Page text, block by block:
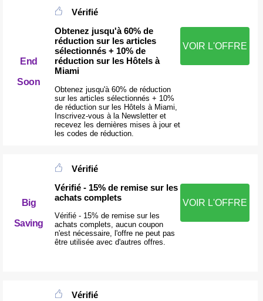
End
Soon
Vérifié
Obtenez jusqu'à 60% de
réduction sur les articles
sélectionnés + 10% de
réduction sur les Hôtels à
Miami
Obtenez jusqu'à 60% de réduction
sur les articles sélectionnés + 10%
de réduction sur les Hôtels à Miami,
Inscrivez-vous à la Newsletter et
recevez les dernières mises à jour et
les codes de réduction.
VOIR L'OFFRE
Big
Saving
Vérifié
Vérifié - 15% de remise sur les
achats complets
Vérifié - 15% de remise sur les
achats complets, aucun coupon
n'est nécessaire, l'offre ne peut pas
être utilisée avec d'autres offres.
VOIR L'OFFRE
Vérifié